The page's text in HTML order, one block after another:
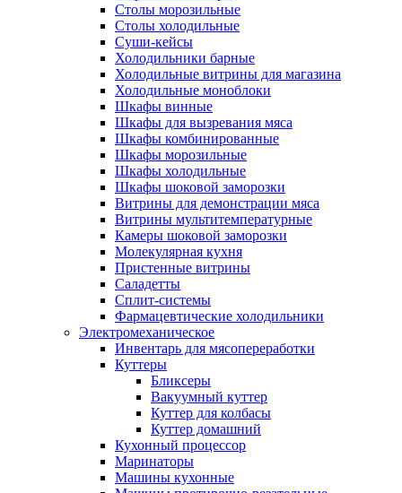
Столы морозильные
Столы холодильные
Суши-кейсы
Холодильники барные
Холодильные витрины для магазина
Холодильные моноблоки
Шкафы винные
Шкафы для вызревания мяса
Шкафы комбинированные
Шкафы морозильные
Шкафы холодильные
Шкафы шоковой заморозки
Витрины для демонстрации мяса
Витрины мультитемпературные
Камеры шоковой заморозки
Молекулярная кухня
Пристенные витрины
Саладетты
Сплит-системы
Фармацевтические холодильники
Электромеханическое
Инвентарь для мясопереработки
Куттеры
Бликсеры
Вакуумный куттер
Куттер для колбасы
Куттер домашний
Кухонный процессор
Маринаторы
Машины кухонные